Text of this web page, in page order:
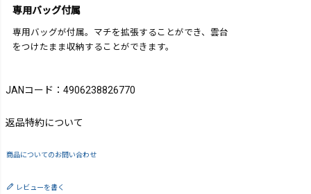
専用バッグ付属
専用バッグが付属。マチを拡張することができ、雲台
をつけたまま収納することができます。
JANコード：4906238826770
返品特約について
商品についてのお問い合わせ
レビューを書く